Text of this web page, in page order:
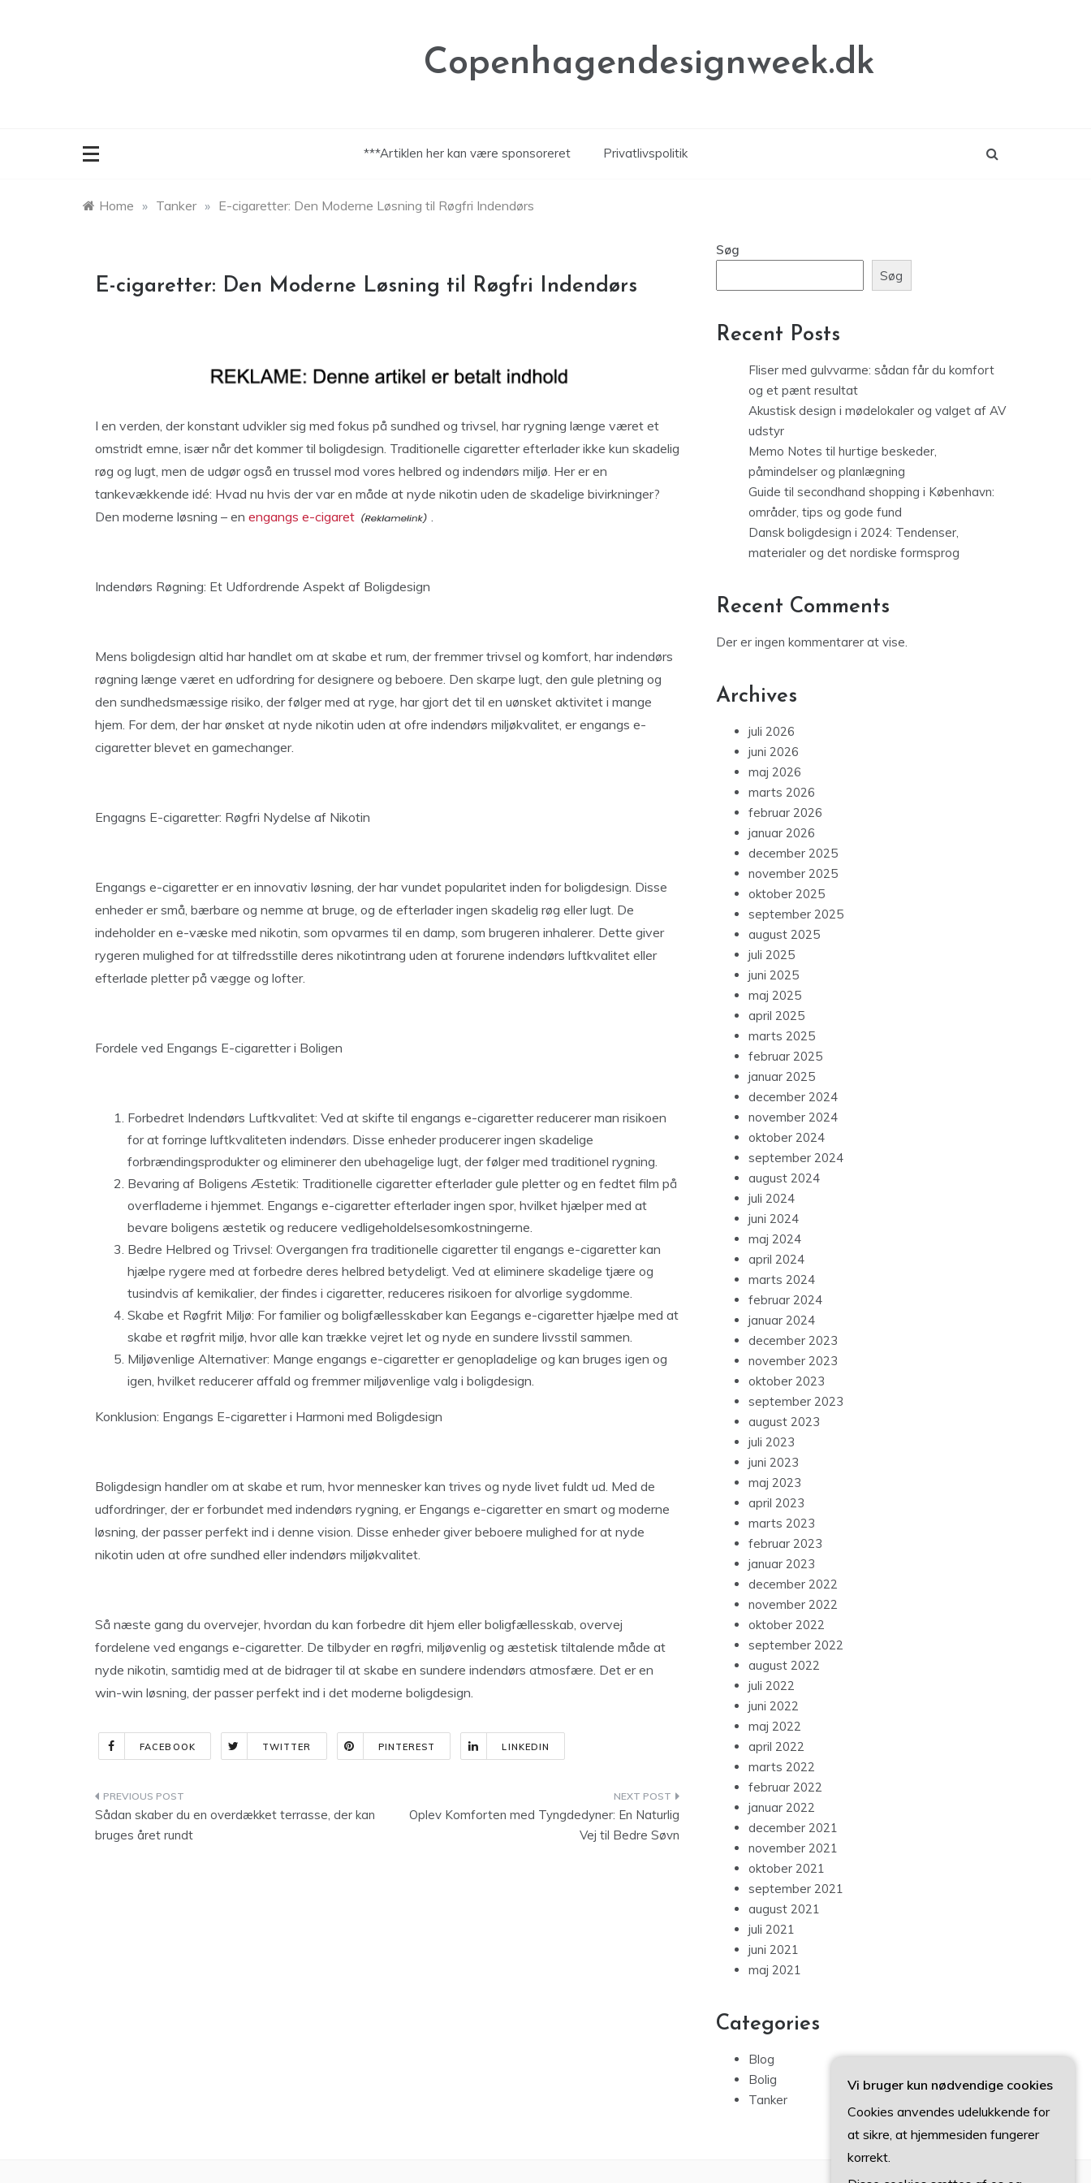
Copenhagendesignweek.dk
***Artiklen her kan være sponsoreret Privatlivspolitik
Home » Tanker » E-cigaretter: Den Moderne Løsning til Røgfri Indendørs
E-cigaretter: Den Moderne Løsning til Røgfri Indendørs
I en verden, der konstant udvikler sig med fokus på sundhed og trivsel, har rygning længe været et
omstridt emne, især når det kommer til boligdesign. Traditionelle cigaretter efterlader ikke kun skadelig
røg og lugt, men de udgør også en trussel mod vores helbred og indendørs miljø. Her er en
tankevækkende idé: Hvad nu hvis der var en måde at nyde nikotin uden de skadelige bivirkninger?
Den moderne løsning – en engangs e-cigaret .
Indendørs Røgning: Et Udfordrende Aspekt af Boligdesign
Mens boligdesign altid har handlet om at skabe et rum, der fremmer trivsel og komfort, har indendørs
røgning længe været en udfordring for designere og beboere. Den skarpe lugt, den gule pletning og
den sundhedsmæssige risiko, der følger med at ryge, har gjort det til en uønsket aktivitet i mange
hjem. For dem, der har ønsket at nyde nikotin uden at ofre indendørs miljøkvalitet, er engangs e-
cigaretter blevet en gamechanger.
Engagns E-cigaretter: Røgfri Nydelse af Nikotin
Engangs e-cigaretter er en innovativ løsning, der har vundet popularitet inden for boligdesign. Disse
enheder er små, bærbare og nemme at bruge, og de efterlader ingen skadelig røg eller lugt. De
indeholder en e-væske med nikotin, som opvarmes til en damp, som brugeren inhalerer. Dette giver
rygeren mulighed for at tilfredsstille deres nikotintrang uden at forurene indendørs luftkvalitet eller
efterlade pletter på vægge og lofter.
Fordele ved Engangs E-cigaretter i Boligen
Forbedret Indendørs Luftkvalitet: Ved at skifte til engangs e-cigaretter reducerer man risikoen
for at forringe luftkvaliteten indendørs. Disse enheder producerer ingen skadelige
forbrændingsprodukter og eliminerer den ubehagelige lugt, der følger med traditionel rygning.
Bevaring af Boligens Æstetik: Traditionelle cigaretter efterlader gule pletter og en fedtet film på
overfladerne i hjemmet. Engangs e-cigaretter efterlader ingen spor, hvilket hjælper med at
bevare boligens æstetik og reducere vedligeholdelsesomkostningerne.
Bedre Helbred og Trivsel: Overgangen fra traditionelle cigaretter til engangs e-cigaretter kan
hjælpe rygere med at forbedre deres helbred betydeligt. Ved at eliminere skadelige tjære og
tusindvis af kemikalier, der findes i cigaretter, reduceres risikoen for alvorlige sygdomme.
Skabe et Røgfrit Miljø: For familier og boligfællesskaber kan Eegangs e-cigaretter hjælpe med at
skabe et røgfrit miljø, hvor alle kan trække vejret let og nyde en sundere livsstil sammen.
Miljøvenlige Alternativer: Mange engangs e-cigaretter er genopladelige og kan bruges igen og
igen, hvilket reducerer affald og fremmer miljøvenlige valg i boligdesign.
Konklusion: Engangs E-cigaretter i Harmoni med Boligdesign
Boligdesign handler om at skabe et rum, hvor mennesker kan trives og nyde livet fuldt ud. Med de
udfordringer, der er forbundet med indendørs rygning, er Engangs e-cigaretter en smart og moderne
løsning, der passer perfekt ind i denne vision. Disse enheder giver beboere mulighed for at nyde
nikotin uden at ofre sundhed eller indendørs miljøkvalitet.
Så næste gang du overvejer, hvordan du kan forbedre dit hjem eller boligfællesskab, overvej
fordelene ved engangs e-cigaretter. De tilbyder en røgfri, miljøvenlig og æstetisk tiltalende måde at
nyde nikotin, samtidig med at de bidrager til at skabe en sundere indendørs atmosfære. Det er en
win-win løsning, der passer perfekt ind i det moderne boligdesign.
FACEBOOK TWITTER PINTEREST LINKEDIN
Indlægsnavigation
Sådan skaber du en overdækket terrasse, der kan
bruges året rundt
Oplev Komforten med Tyngdedyner: En Naturlig
Vej til Bedre Søvn
Søg
Søg
Recent Posts
Fliser med gulvvarme: sådan får du komfort
og et pænt resultat
Akustisk design i mødelokaler og valget af AV
udstyr
Memo Notes til hurtige beskeder,
påmindelser og planlægning
Guide til secondhand shopping i København:
områder, tips og gode fund
Dansk boligdesign i 2024: Tendenser,
materialer og det nordiske formsprog
Recent Comments
Der er ingen kommentarer at vise.
Archives
juli 2026
juni 2026
maj 2026
marts 2026
februar 2026
januar 2026
december 2025
november 2025
oktober 2025
september 2025
august 2025
juli 2025
juni 2025
maj 2025
april 2025
marts 2025
februar 2025
januar 2025
december 2024
november 2024
oktober 2024
september 2024
august 2024
juli 2024
juni 2024
maj 2024
april 2024
marts 2024
februar 2024
januar 2024
december 2023
november 2023
oktober 2023
september 2023
august 2023
juli 2023
juni 2023
maj 2023
april 2023
marts 2023
februar 2023
januar 2023
december 2022
november 2022
oktober 2022
september 2022
august 2022
juli 2022
juni 2022
maj 2022
april 2022
marts 2022
februar 2022
januar 2022
december 2021
november 2021
oktober 2021
september 2021
august 2021
juli 2021
juni 2021
maj 2021
Categories
Blog
Bolig
Tanker
Vi bruger kun nødvendige cookies
Cookies anvendes udelukkende for
at sikre, at hjemmesiden fungerer
korrekt.